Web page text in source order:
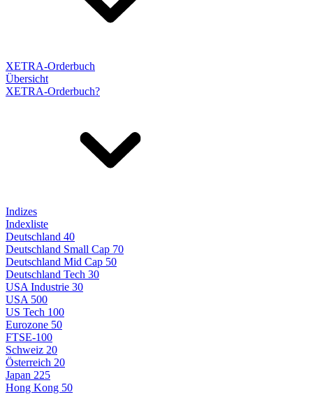
XETRA-Orderbuch
Übersicht
XETRA-Orderbuch?
Indizes
Indexliste
Deutschland 40
Deutschland Small Cap 70
Deutschland Mid Cap 50
Deutschland Tech 30
USA Industrie 30
USA 500
US Tech 100
Eurozone 50
FTSE-100
Schweiz 20
Österreich 20
Japan 225
Hong Kong 50